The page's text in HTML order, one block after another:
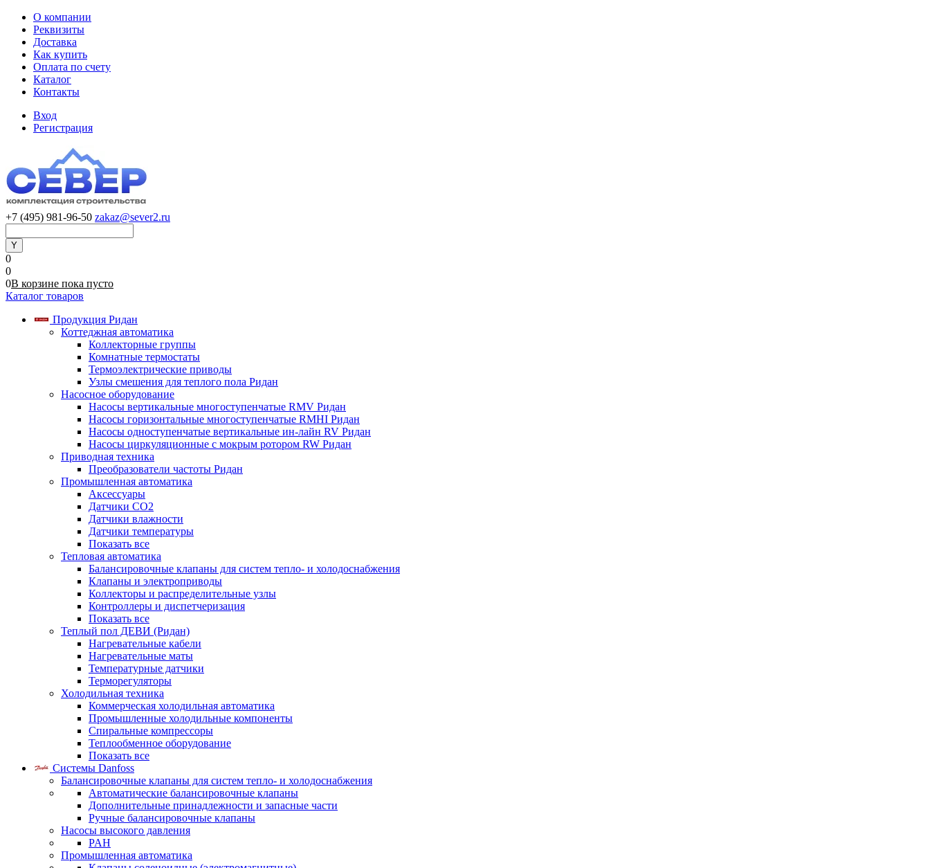
О компании
Реквизиты
Доставка
Как купить
Оплата по счету
Каталог
Контакты
Вход
Регистрация
+7 (495) 981-96-50 zakaz@sever2.ru
0
0
0В корзине пока пусто
Каталог товаров
Продукция Ридан
Коттеджная автоматика
Коллекторные группы
Комнатные термостаты
Термоэлектрические приводы
Узлы смешения для теплого пола Ридан
Насосное оборудование
Насосы вертикальные многоступенчатые RMV Ридан
Насосы горизонтальные многоступенчатые RMHI Ридан
Насосы одноступенчатые вертикальные ин-лайн RV Ридан
Насосы циркуляционные с мокрым ротором RW Ридан
Приводная техника
Преобразователи частоты Ридан
Промышленная автоматика
Аксессуары
Датчики CO2
Датчики влажности
Датчики температуры
Показать все
Тепловая автоматика
Балансировочные клапаны для систем тепло- и холодоснабжения
Клапаны и электроприводы
Коллекторы и распределительные узлы
Контроллеры и диспетчеризация
Показать все
Теплый пол ДЕВИ (Ридан)
Нагревательные кабели
Нагревательные маты
Температурные датчики
Терморегуляторы
Холодильная техника
Коммерческая холодильная автоматика
Промышленные холодильные компоненты
Спиральные компрессоры
Теплообменное оборудование
Показать все
Системы Danfoss
Балансировочные клапаны для систем тепло- и холодоснабжения
Автоматические балансировочные клапаны
Дополнительные принадлежности и запасные части
Ручные балансировочные клапаны
Насосы высокого давления
PAH
Промышленная автоматика